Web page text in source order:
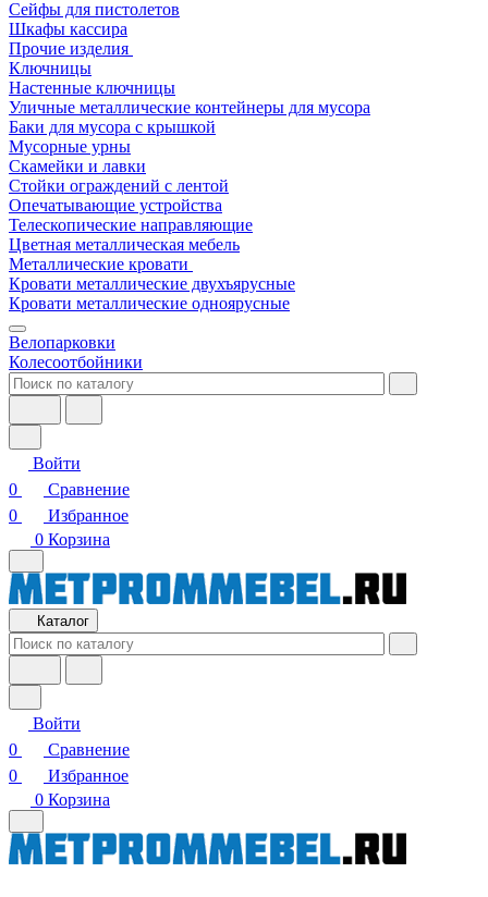
Сейфы для пистолетов
Шкафы кассира
Прочие изделия
Ключницы
Настенные ключницы
Уличные металлические контейнеры для мусора
Баки для мусора с крышкой
Мусорные урны
Скамейки и лавки
Стойки ограждений с лентой
Опечатывающие устройства
Телескопические направляющие
Цветная металлическая мебель
Металлические кровати
Кровати металлические двухъярусные
Кровати металлические одноярусные
Велопарковки
Колесоотбойники
Войти
0
Сравнение
0
Избранное
0 Корзина
Каталог
Войти
0
Сравнение
0
Избранное
0 Корзина